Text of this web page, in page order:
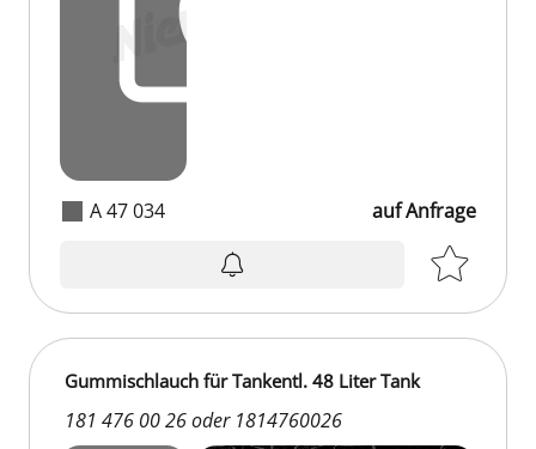
A 47 034 auf Anfrage
Gummischlauch für Tankentl. 48 Liter Tank
181 476 00 26 oder 1814760026